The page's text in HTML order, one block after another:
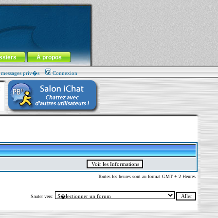
À propos
priv�s Connexion
Toutes les heures sont au format GMT + 2 Heures
Sauter vers: